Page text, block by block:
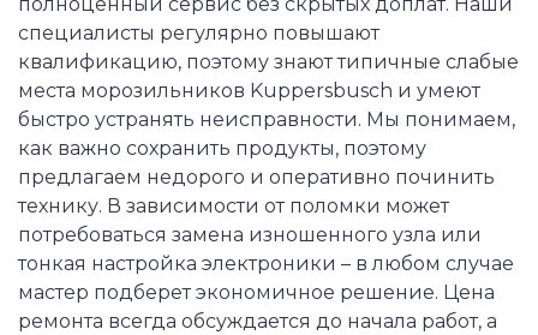
полноценный сервис без скрытых доплат. Наши
специалисты регулярно повышают
квалификацию, поэтому знают типичные слабые
места морозильников Kuppersbusch и умеют
быстро устранять неисправности. Мы понимаем,
как важно сохранить продукты, поэтому
предлагаем недорого и оперативно починить
технику. В зависимости от поломки может
потребоваться замена изношенного узла или
тонкая настройка электроники – в любом случае
мастер подберет экономичное решение. Цена
ремонта всегда обсуждается до начала работ, а